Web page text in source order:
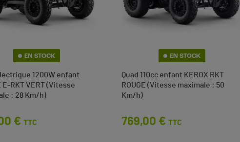
(3 avis)
EN STOCK
1200W enfant
E-RKT VERT (Vitesse
: 28 Km/h)
€ TTC
EN STOCK
Quad 110cc enfant KEROX RKT
ROUGE (Vitesse maximale : 50
Km/h)
Prix
769,00 € TTC